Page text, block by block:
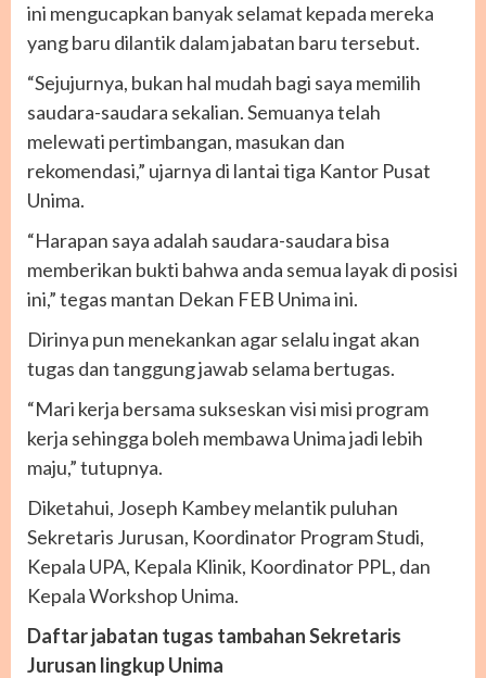
ini mengucapkan banyak selamat kepada mereka
yang baru dilantik dalam jabatan baru tersebut.
“Sejujurnya, bukan hal mudah bagi saya memilih
saudara-saudara sekalian. Semuanya telah
melewati pertimbangan, masukan dan
rekomendasi,” ujarnya di lantai tiga Kantor Pusat
Unima.
“Harapan saya adalah saudara-saudara bisa
memberikan bukti bahwa anda semua layak di posisi
ini,” tegas mantan Dekan FEB Unima ini.
Dirinya pun menekankan agar selalu ingat akan
tugas dan tanggung jawab selama bertugas.
“Mari kerja bersama sukseskan visi misi program
kerja sehingga boleh membawa Unima jadi lebih
maju,” tutupnya.
Diketahui, Joseph Kambey melantik puluhan
Sekretaris Jurusan, Koordinator Program Studi,
Kepala UPA, Kepala Klinik, Koordinator PPL, dan
Kepala Workshop Unima.
Daftar jabatan tugas tambahan Sekretaris
Jurusan lingkup Unima